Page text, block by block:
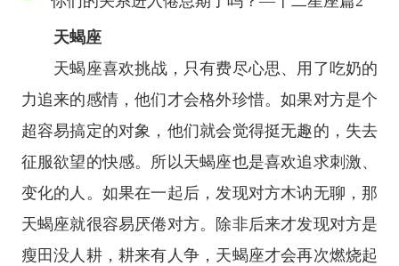
天蝎座
天蝎座喜欢挑战，只有费尽心思、用了吃奶的
力追来的感情，他们才会格外珍惜。如果对方是个
超容易搞定的对象，他们就会觉得挺无趣的，失去
征服欲望的快感。所以天蝎座也是喜欢追求刺激、
变化的人。如果在一起后，发现对方木讷无聊，那
天蝎座就很容易厌倦对方。除非后来才发现对方是
瘦田没人耕，耕来有人争，天蝎座才会再次燃烧起